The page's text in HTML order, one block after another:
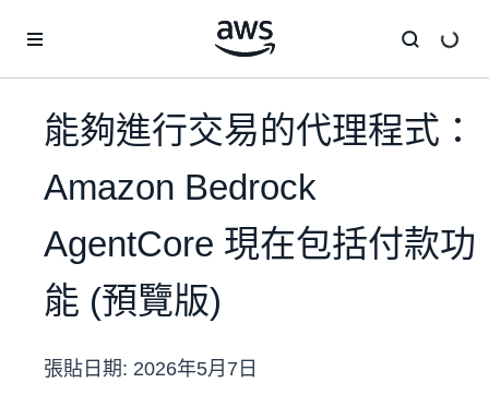
能夠進行交易的代理程式：
Amazon Bedrock
AgentCore 現在包括付款功
能 (預覽版)
張貼日期: 2026年5月7日